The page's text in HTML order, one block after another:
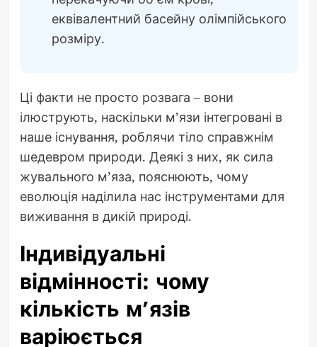
еквівалентний басейну олімпійського
розміру.
Ці факти не просто розвага – вони
ілюструють, наскільки м’язи інтегровані в
наше існування, роблячи тіло справжнім
шедевром природи. Деякі з них, як сила
жувального м’яза, пояснюють, чому
еволюція наділила нас інструментами для
виживання в дикій природі.
Індивідуальні
відмінності: чому
кількість м’язів
варіюється